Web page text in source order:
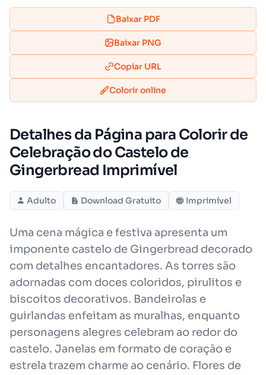
Baixar PDF
Baixar PNG
Copiar URL
Colorir online
Detalhes da Página para Colorir de
Celebração do Castelo de
Gingerbread Imprimível
Adulto Download Gratuito Imprimível
Uma cena mágica e festiva apresenta um
imponente castelo de Gingerbread decorado
com detalhes encantadores. As torres são
adornadas com doces coloridos, pirulitos e
biscoitos decorativos. Bandeirolas e
guirlandas enfeitam as muralhas, enquanto
personagens alegres celebram ao redor do
castelo. Janelas em formato de coração e
estrela trazem charme ao cenário. Flores de